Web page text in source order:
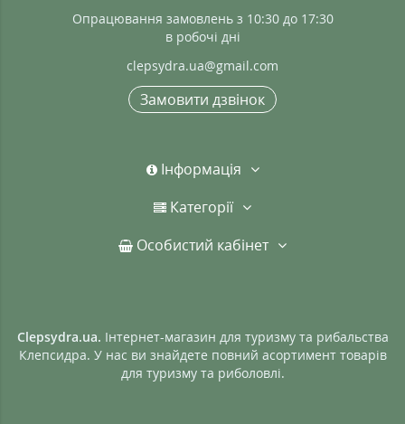
Опрацювання замовлень з 10:30 до 17:30
в робочі дні
clepsydra.ua@gmail.com
Замовити дзвінок
Інформація
Категорії
Особистий кабінет
Clepsydra.ua. Інтернет-магазин для туризму та рибальства
Клепсидра. У нас ви знайдете повний асортимент товарів
для туризму та риболовлі.